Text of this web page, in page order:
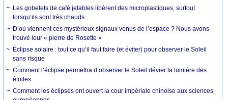
Les gobelets de café jetables libèrent des microplastiques, surtout
lorsqu’ils sont très chauds
D’où viennent ces mystérieux signaux venus de l’espace ? Nous avons
trouvé leur « pierre de Rosette »
Éclipse solaire : tout ce qu’il faut faire (et éviter) pour observer le Soleil
sans risque
Comment l’éclipse permettra d’observer le Soleil dévier la lumière des
étoiles
Comment les éclipses ont ouvert la cour impériale chinoise aux sciences